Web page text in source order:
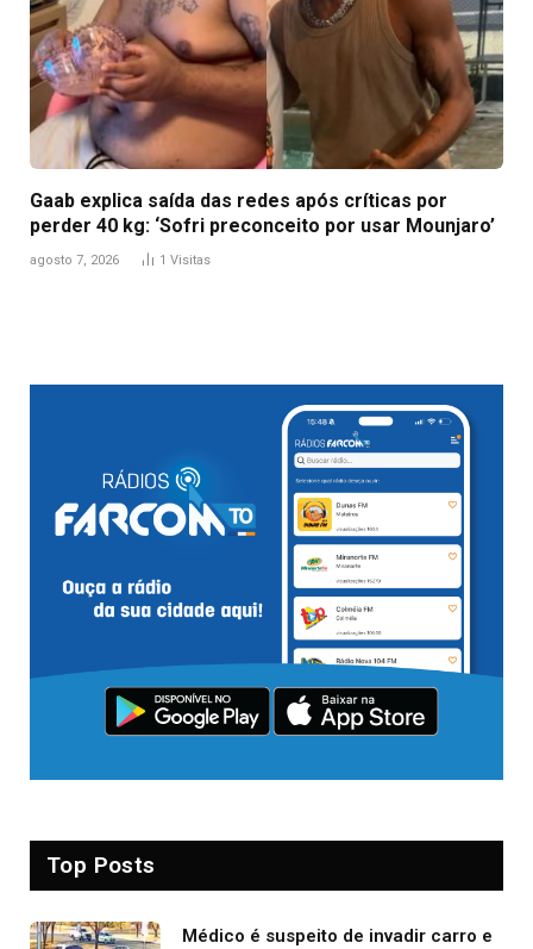
Gaab explica saída das redes após críticas por
perder 40 kg: ‘Sofri preconceito por usar Mounjaro’
agosto 7, 2026 1 Visitas
Top Posts
Médico é suspeito de invadir carro e